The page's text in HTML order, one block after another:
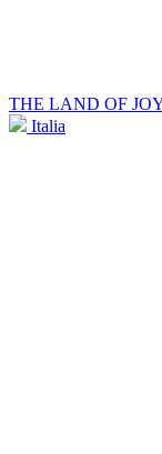
THE LAND OF
Italia